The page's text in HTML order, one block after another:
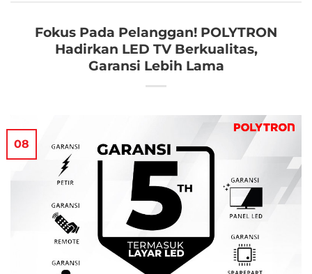
Fokus Pada Pelanggan! POLYTRON
Hadirkan LED TV Berkualitas,
Garansi Lebih Lama
08